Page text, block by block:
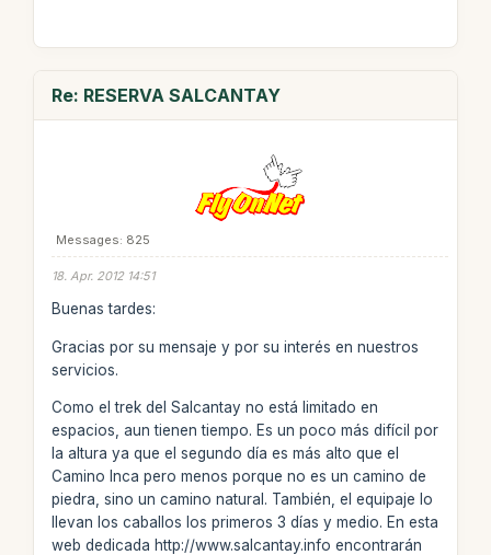
Re: RESERVA SALCANTAY
Messages: 825
18. Apr. 2012 14:51
Buenas tardes:
Gracias por su mensaje y por su interés en nuestros
servicios.
Como el trek del Salcantay no está limitado en
espacios, aun tienen tiempo. Es un poco más difícil por
la altura ya que el segundo día es más alto que el
Camino Inca pero menos porque no es un camino de
piedra, sino un camino natural. También, el equipaje lo
llevan los caballos los primeros 3 días y medio. En esta
web dedicada http://www.salcantay.info encontrarán